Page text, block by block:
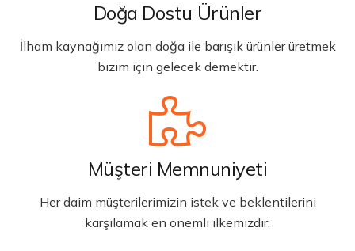
Doğa Dostu Ürünler
İlham kaynağımız olan doğa ile barışık ürünler üretmek
bizim için gelecek demektir.
Müşteri Memnuniyeti
Her daim müşterilerimizin istek ve beklentilerini
karşılamak en önemli ilkemizdir.